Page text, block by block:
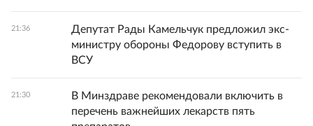
21:36
Депутат Рады Камельчук предложил экс-
министру обороны Федорову вступить в
ВСУ
21:30
В Минздраве рекомендовали включить в
перечень важнейших лекарств пять